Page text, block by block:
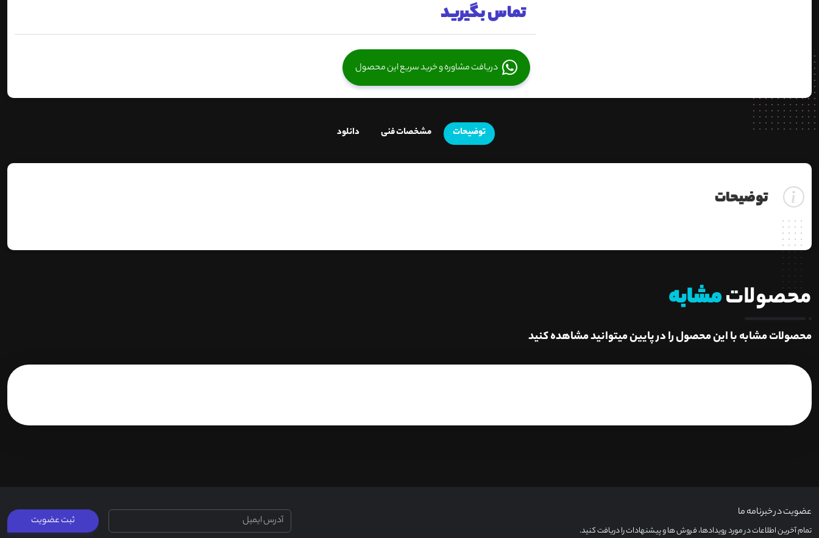
تماس بگیرید
دریافت مشاوره و خرید سریع این محصول
توضیحات مشخصات فنی دانلود
توضیحات
محصولاتمشابه
محصولات مشابه با این محصول را در پایین میتوانید مشاهده کنید
عضویت در خبرنامه ما
تمام آخرین اطلاعات در مورد رویدادها، فروش ها و پیشنهادات را دریافت کنید.
ثبت عضویت